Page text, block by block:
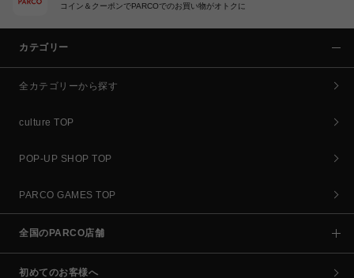
コイン＆クーポンでPARCOでのお買い物がオトクに
カテゴリー
全カテゴリーから探す
culture TOP
POP-UP SHOP TOP
PARCO GAMES TOP
全国のPARCO店舗
初めてのお客様へ